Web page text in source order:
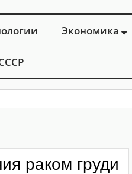
Экономика
раком груди